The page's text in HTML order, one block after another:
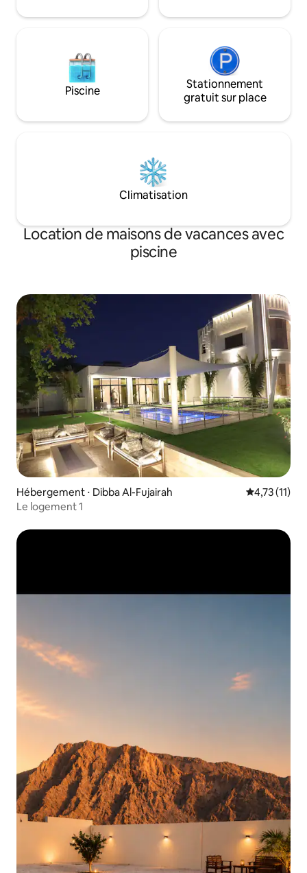
Piscine
Stationnement
gratuit sur place
Climatisation
Location de maisons de vacances avec
piscine
Hébergement ⋅ Dibba Al-Fujairah Évaluation
4,73 (11)
Le logement 1